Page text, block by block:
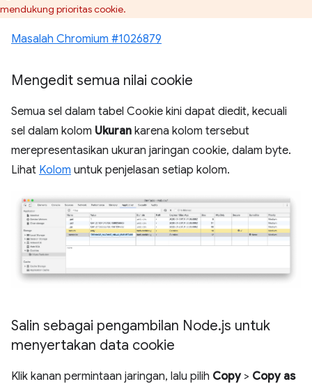
mendukung prioritas cookie.
Masalah Chromium #1026879
Mengedit semua nilai cookie
Semua sel dalam tabel Cookie kini dapat diedit, kecuali
sel dalam kolom Ukuran karena kolom tersebut
merepresentasikan ukuran jaringan cookie, dalam byte.
Lihat Kolom untuk penjelasan setiap kolom.
Salin sebagai pengambilan Node.js untuk
menyertakan data cookie
Klik kanan permintaan jaringan, lalu pilih Copy> Copy as